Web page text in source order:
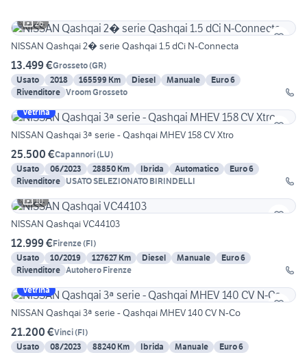
26
NISSAN Qashqai 2� serie Qashqai 1.5 dCi N-Connecta
13.499 €Grosseto(GR)
Usato
2018 165599 Km Diesel Manuale
Euro 6
Rivenditore
Vroom Grosseto
Vetrina
NISSAN Qashqai 3ª serie - Qashqai MHEV 158 CV Xtro
25.500 €Capannori(LU)
Usato
06/2023 28850 Km Ibrida Automatico
Euro 6
Rivenditore USATO SELEZIONATO BIRINDELLI
10
NISSAN Qashqai VC44103
12.999 €Firenze(FI)
Usato
10/2019 127627 Km Diesel Manuale
Euro 6
Rivenditore Autohero Firenze
Vetrina
NISSAN Qashqai 3ª serie - Qashqai MHEV 140 CV N-Co
21.200 €Vinci(FI)
Usato
08/2023 88240 Km Ibrida Manuale
Euro 6